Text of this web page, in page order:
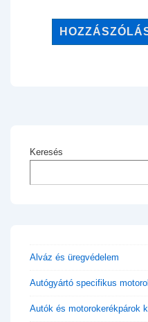
Keresés
Alváz és üregvédelem
Autógyártó specifikus
Autók és motorokerékpárok